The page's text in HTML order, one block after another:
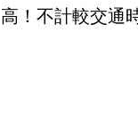
高！不計較交通